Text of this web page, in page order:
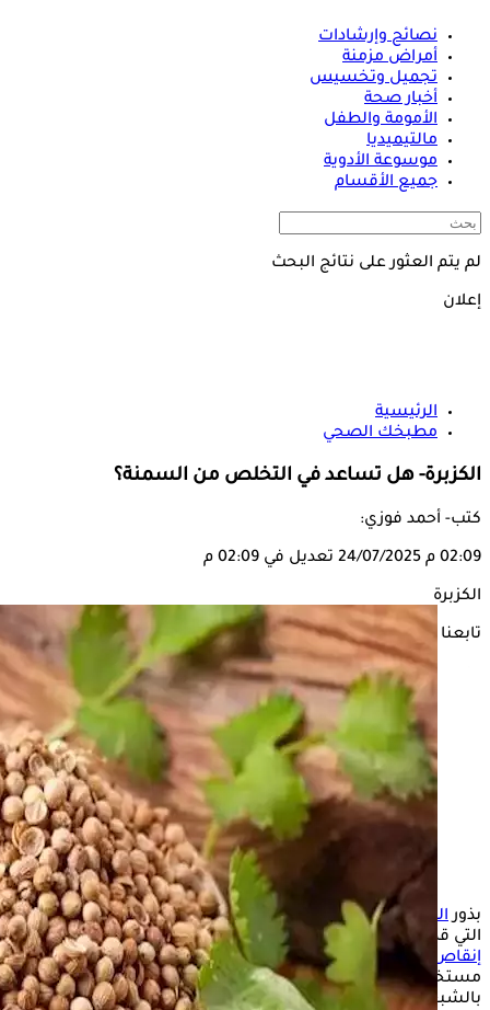
نصائح وإرشادات
أمراض مزمنة
تجميل وتخسيس
أخبار صحة
الأمومة والطفل
مالتيميديا
موسوعة الأدوية
جميع الأقسام
لم يتم العثور على نتائج البحث
إعلان
الرئيسية
مطبخك الصحي
الكزبرة- هل تساعد في التخلص من السمنة؟
كتب- أحمد فوزي:
02:09 م 24/07/2025 تعديل في 02:09 م
الكزبرة
تابعنا على
بذورالكزبرةغنية بالعناصر الغذائية والمركبات النشطة بيولوجيًا
التي قد تُسهم في تحسين الصحة العامة، مما قد يدعم جهود
إنقاص الوزن
بطرق غير مباشرة، وتناول بذور الكزبرة أو
مستخلصها يُساعد في تقليل الشعور بالجوع وتعزيز الشعور
بالشبع، مما يُقلل من تناول السعرات الحرارية، ويُعزز جهود إنقاص